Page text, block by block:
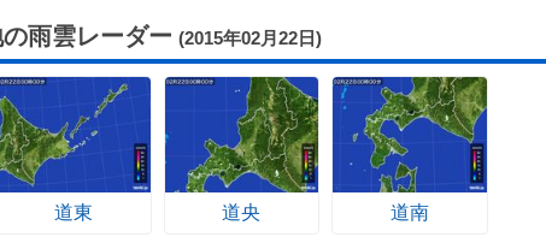
雨雲レーダー (2015年02月22日)
道東 道央 道南